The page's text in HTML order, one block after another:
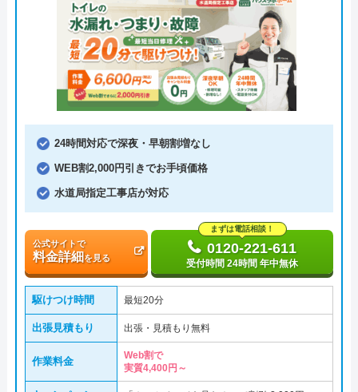
24時間対応で深夜・早朝割増なし
WEB割2,000円引きでお手頃価格
水道局指定工事店が対応
公式サイトで
料金詳細 を見る
まずは電話相談！
0120-221-611
受付時間 24時間 年中無休
駆けつけ時間 最短20分
出張見積もり 出張・見積もり無料
作業料金
Web割で
実質4,400円～